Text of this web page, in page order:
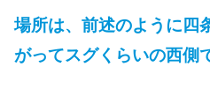
場所は、前述のように四
がってスグくらいの西側